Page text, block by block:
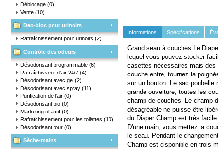
Déblocage (0)
Vente (10)
Deo-bloc pour urinoirs
Rafraîchissement pour urinoirs (2)
Contrôle des odeurs
Désodorisant programmable (6)
Rafraîchisseur d'air 24/7 (4)
Désodorisant avec gel (2)
Désodorisant avec spray (11)
Purification de l'air (0)
Désodorisant bio (0)
Marketing olfactif (0)
Rafraîchissement pour les toilettes (10)
Désodorisant tour (0)
Sèche-mains
Informations Spécifications
Grand seau à couches Le
lequel vous pouvez stocker
casettes nécessaires mais des
couche entre, tournez la
sur un bouton. Le sac poubelle
grande ouverture, toutes les
champ de couches. Le champ
désagréable ne puisse être
du Diaper Champ est très
D'une main, vous mettez la
le seau. Pendant le
Champ est disponible en trois